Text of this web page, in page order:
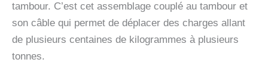
tambour. C’est cet assemblage couplé au tambour et
son câble qui permet de déplacer des charges allant
de plusieurs centaines de kilogrammes à plusieurs
tonnes.